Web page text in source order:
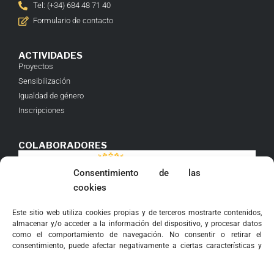
Consentimiento de las
cookies
Este sitio web utiliza cookies propias y de terceros mostrarte contenidos,
almacenar y/o acceder a la información del dispositivo, y procesar datos
como el comportamiento de navegación. No consentir o retirar el
consentimiento, puede afectar negativamente a ciertas características y
Tel: (+34) 684 48 71 40
Formulario de contacto
ACTIVIDADES
Proyectos
Sensibilización
Igualdad de género
Inscripciones
COLABORADORES